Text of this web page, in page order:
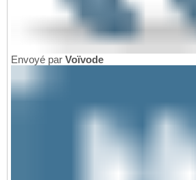
Envoyé par Voïvode